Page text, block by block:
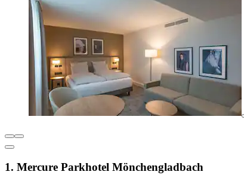
1. Mercure Parkhotel Mönchengladbach